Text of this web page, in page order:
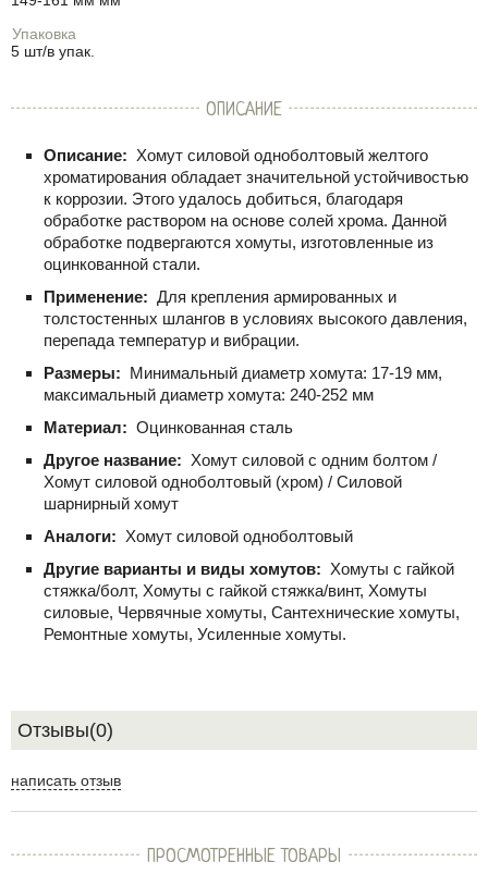
Упаковка
5 шт/в упак.
ОПИСАНИЕ
Описание: Хомут силовой одноболтовый желтого
хроматирования обладает значительной устойчивостью
к коррозии. Этого удалось добиться, благодаря
обработке раствором на основе солей хрома. Данной
обработке подвергаются хомуты, изготовленные из
оцинкованной стали.
Применение: Для крепления армированных и
толстостенных шлангов в условиях высокого давления,
перепада температур и вибрации.
Размеры: Минимальный диаметр хомута: 17-19 мм,
максимальный диаметр хомута: 240-252 мм
Материал: Оцинкованная сталь
Другое название: Хомут силовой с одним болтом /
Хомут силовой одноболтовый (хром) / Силовой
шарнирный хомут
Аналоги: Хомут силовой одноболтовый
Другие варианты и виды хомутов: Хомуты с гайкой
стяжка/болт, Хомуты с гайкой стяжка/винт, Хомуты
силовые, Червячные хомуты, Сантехнические хомуты,
Ремонтные хомуты, Усиленные хомуты.
Отзывы(0)
написать отзыв
ПРОСМОТРЕННЫЕ ТОВАРЫ